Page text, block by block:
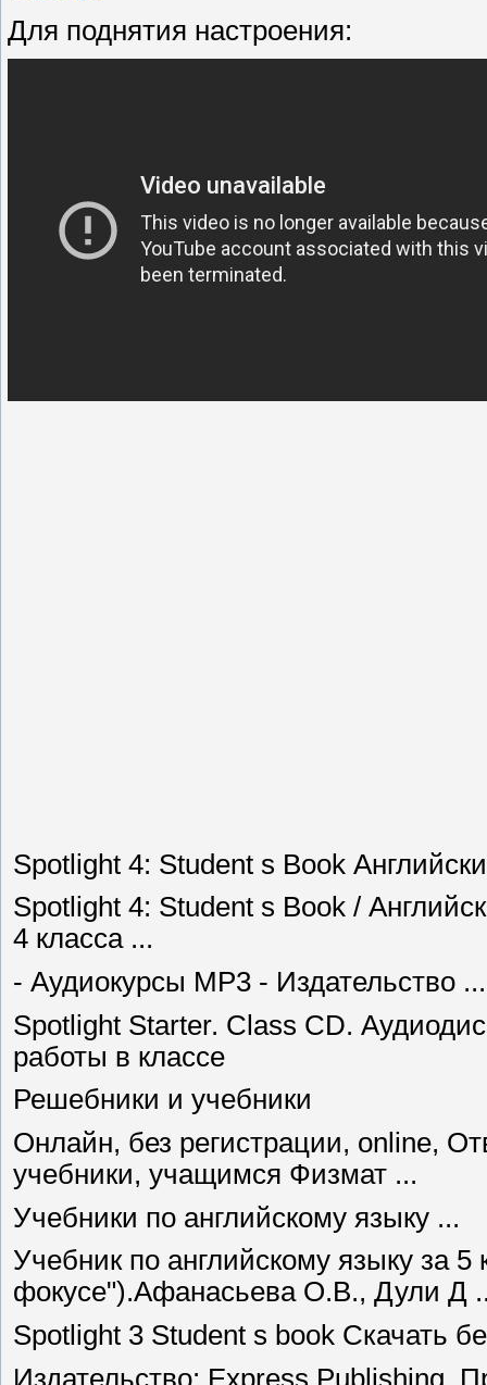
Для поднятия настроения:
Spotlight 4: Student s Book
Spotlight 4: Student s Book /
4 класса ...
- Аудиокурсы MP3 - Издательство ...
Spotlight Starter. Class CD.
работы в классе
Решебники и учебники
Онлайн, без регистрации, online,
учебники, учащимся Физмат ...
Учебники по английскому языку ...
Учебник по английскому языку за
фокусе").Афанасьева О.В., Дули Д
Spotlight 3 Student s book Скачать
Издательство: Express Publishing,